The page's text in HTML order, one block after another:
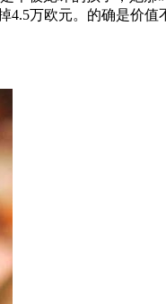
万欧元。的确是价